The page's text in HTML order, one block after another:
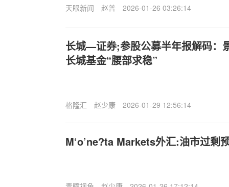
天眼新闻 赵普 2026-01-26 03:26:14
长城—证券;参股公募半年报解码：
长城基金“腰部求稳”​
格隆汇 赵少康 2026-01-29 12:56:14
M‘o’ne?ta Markets外汇:油市过剩